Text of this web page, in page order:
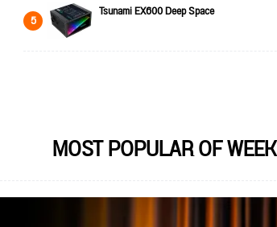
5 Tsunami EX600 Deep Space
MOST POPULAR OF WEEK